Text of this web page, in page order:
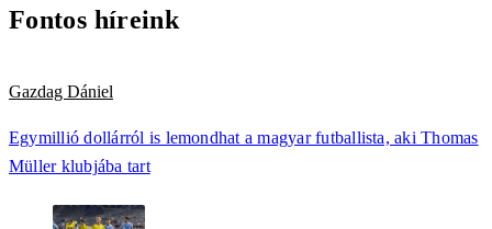
Fontos híreink
Gazdag Dániel
Egymillió dollárról is lemondhat a magyar futballista, aki Thomas
Müller klubjába tart